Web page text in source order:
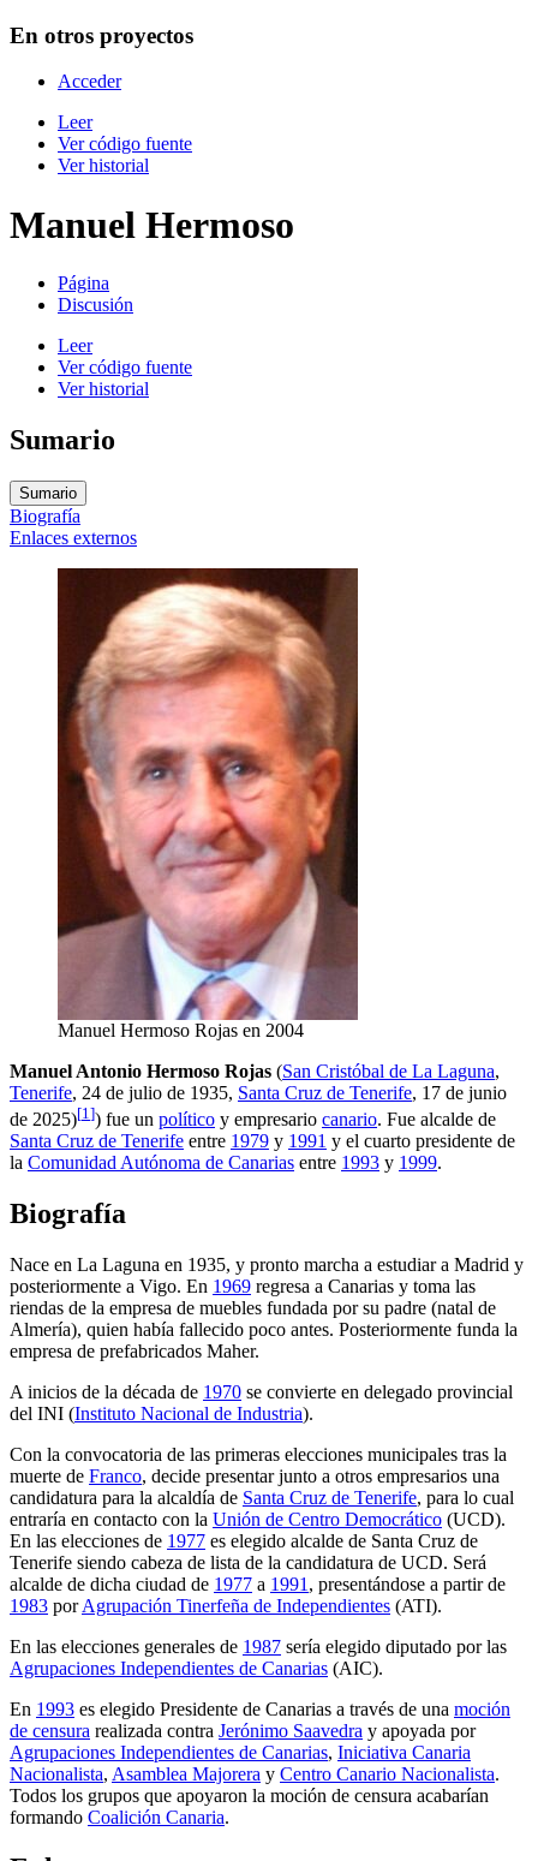
En otros proyectos
Acceder
Leer
Ver código fuente
Ver historial
Manuel Hermoso
Página
Discusión
Leer
Ver código fuente
Ver historial
Sumario
Sumario
Biografía
Enlaces externos
Manuel Hermoso Rojas en 2004
Manuel Antonio Hermoso Rojas (San Cristóbal de La Laguna,
Tenerife, 24 de julio de 1935, Santa Cruz de Tenerife, 17 de junio
de 2025)[1]) fue un político y empresario canario. Fue alcalde de
Santa Cruz de Tenerife entre 1979 y 1991 y el cuarto presidente de
la Comunidad Autónoma de Canarias entre 1993 y 1999.
Biografía
Nace en La Laguna en 1935, y pronto marcha a estudiar a Madrid y
posteriormente a Vigo. En 1969 regresa a Canarias y toma las
riendas de la empresa de muebles fundada por su padre (natal de
Almería), quien había fallecido poco antes. Posteriormente funda la
empresa de prefabricados Maher.
A inicios de la década de 1970 se convierte en delegado provincial
del INI (Instituto Nacional de Industria).
Con la convocatoria de las primeras elecciones municipales tras la
muerte de Franco, decide presentar junto a otros empresarios una
candidatura para la alcaldía de Santa Cruz de Tenerife, para lo cual
entraría en contacto con la Unión de Centro Democrático (UCD).
En las elecciones de 1977 es elegido alcalde de Santa Cruz de
Tenerife siendo cabeza de lista de la candidatura de UCD. Será
alcalde de dicha ciudad de 1977 a 1991 , presentándose a partir de
1983 porAgrupación Tinerfeña de Independientes (ATI).
En las elecciones generales de 1987 sería elegido diputado por las
Agrupaciones Independientes de Canarias (AIC).
En 1993 es elegido Presidente de Canarias a través de una moción
de censura realizada contra Jerónimo Saavedra y apoyada por
Agrupaciones Independientes de Canarias, Iniciativa Canaria
Nacionalista, Asamblea Majorera y Centro Canario Nacionalista.
Todos los grupos que apoyaron la moción de censura acabarían
formando Coalición Canaria.